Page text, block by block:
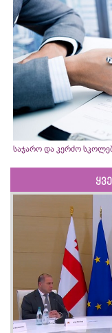
საჯარო და კერძო